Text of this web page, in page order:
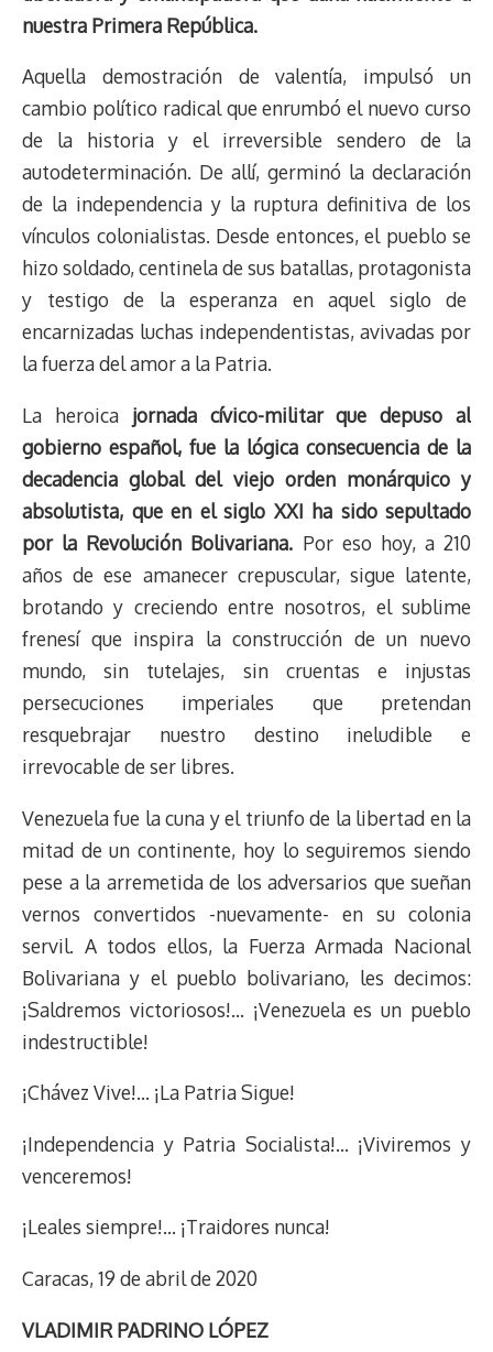
nuestra Primera República.
Aquella demostración de valentía, impulsó un
cambio político radical que enrumbó el nuevo curso
de la historia y el irreversible sendero de la
autodeterminación. De allí, germinó la declaración
de la independencia y la ruptura definitiva de los
vínculos colonialistas. Desde entonces, el pueblo se
hizo soldado, centinela de sus batallas, protagonista
y testigo de la esperanza en aquel siglo de
encarnizadas luchas independentistas, avivadas por
la fuerza del amor a la Patria.
La heroica jornada cívico-militar que depuso al
gobierno español, fue la lógica consecuencia de la
decadencia global del viejo orden monárquico y
absolutista, que en el siglo XXI ha sido sepultado
por la Revolución Bolivariana. Por eso hoy, a 210
años de ese amanecer crepuscular, sigue latente,
brotando y creciendo entre nosotros, el sublime
frenesí que inspira la construcción de un nuevo
mundo, sin tutelajes, sin cruentas e injustas
persecuciones imperiales que pretendan
resquebrajar nuestro destino ineludible e
irrevocable de ser libres.
Venezuela fue la cuna y el triunfo de la libertad en la
mitad de un continente, hoy lo seguiremos siendo
pese a la arremetida de los adversarios que sueñan
vernos convertidos -nuevamente- en su colonia
servil. A todos ellos, la Fuerza Armada Nacional
Bolivariana y el pueblo bolivariano, les decimos:
¡Saldremos victoriosos!… ¡Venezuela es un pueblo
indestructible!
¡Chávez Vive!… ¡La Patria Sigue!
¡Independencia y Patria Socialista!… ¡Viviremos y
venceremos!
¡Leales siempre!… ¡Traidores nunca!
Caracas, 19 de abril de 2020
VLADIMIR PADRINO LÓPEZ